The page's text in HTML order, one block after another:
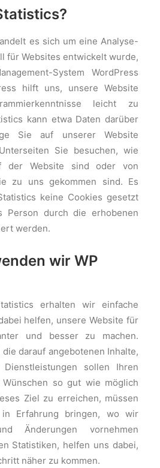
es sich um eine Analyse-
für Websites entwickelt wurde,
System WordPress
hilft uns, unsere Website
leicht zu
kann etwa Daten darüber
Sie auf unserer Website
Sie besuchen, wie
der Website sind oder von
zu uns gekommen sind. Es
keine Cookies gesetzt
Person durch die erhobenen
werden.
wir WP
erhalten wir einfache
helfen, unsere Website für
und besser zu machen.
darauf angebotenen Inhalte,
sollen Ihren
so gut wie möglich
Ziel zu erreichen, müssen
Erfahrung bringen, wo wir
Änderungen vornehmen
Statistiken, helfen uns dabei,
näher zu kommen.